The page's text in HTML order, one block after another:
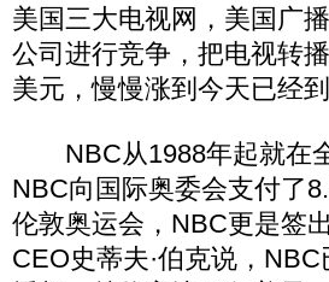
美国三大电视网，美国广
公司进行竞争，把电视转
美元，慢慢涨到今天已经
NBC从1988年起就在全
NBC向国际奥委会支付了
伦敦奥运会，NBC更是签
CEO史蒂夫·伯克说，